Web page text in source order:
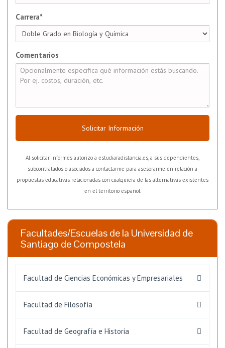
Carrera*
Comentarios
Solicitar Información
Al solicitar informes autorizo a estudiaradistancia.es, a sus dependientes,
subcontratados o asociados a contactarme para asesorarme en relación a
propuestas educativas relacionadas con cualquiera de las alternativas existentes
en el territorio español.
Facultades/Escuelas de la Universidad de
Santiago de Compostela
Facultad de Ciencias Económicas y Empresariales
Facultad de Filosofía
Facultad de Geografía e Historia